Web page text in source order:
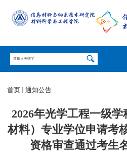
首页 通知公告
2026年光学工程一级
材料）专业学位申请考
资格审查通过考生